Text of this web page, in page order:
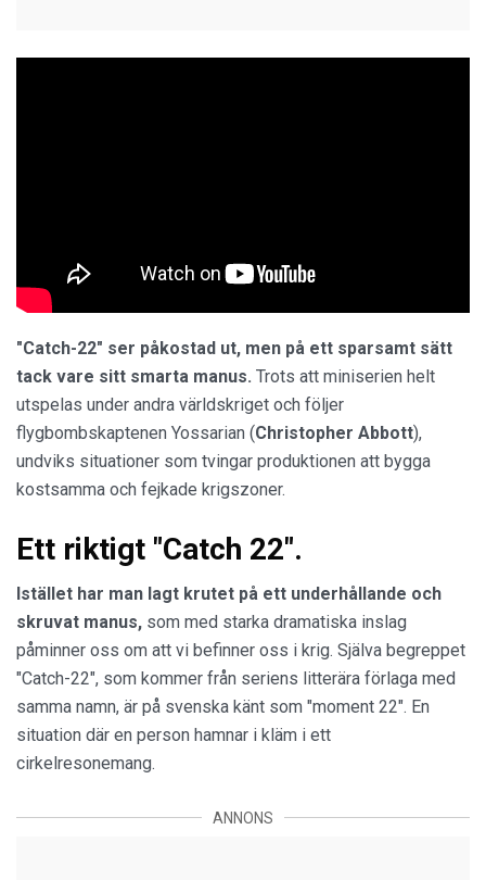
"Catch-22" ser påkostad ut, men på ett sparsamt sätt
tack vare sitt smarta manus. Trots att miniserien helt
utspelas under andra världskriget och följer
flygbombskaptenen Yossarian (Christopher Abbott),
undviks situationer som tvingar produktionen att bygga
kostsamma och fejkade krigszoner.
Ett riktigt "Catch 22".
Istället har man lagt krutet på ett underhållande och
skruvat manus, som med starka dramatiska inslag
påminner oss om att vi befinner oss i krig. Själva begreppet
"Catch-22", som kommer från seriens litterära förlaga med
samma namn, är på svenska känt som "moment 22". En
situation där en person hamnar i kläm i ett
cirkelresonemang.
ANNONS